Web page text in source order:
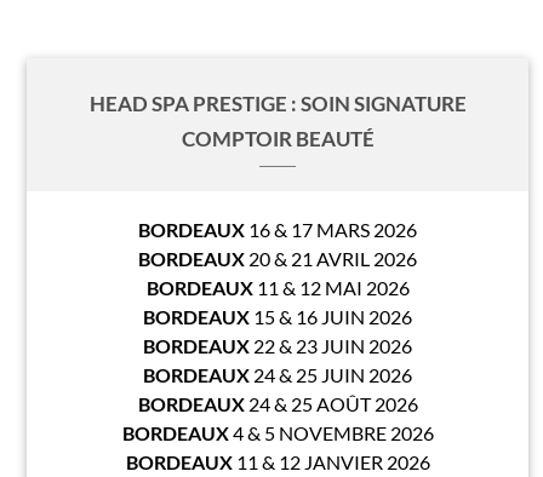
HEAD SPA PRESTIGE : SOIN SIGNATURE
COMPTOIR BEAUTÉ
BORDEAUX 16 & 17 MARS 2026
BORDEAUX 20 & 21 AVRIL 2026
BORDEAUX 11 & 12 MAI 2026
BORDEAUX 15 & 16 JUIN 2026
BORDEAUX 22 & 23 JUIN 2026
BORDEAUX 24 & 25 JUIN 2026
BORDEAUX 24 & 25 AOÛT 2026
BORDEAUX4 & 5 NOVEMBRE 2026
BORDEAUX 11 & 12 JANVIER 2026